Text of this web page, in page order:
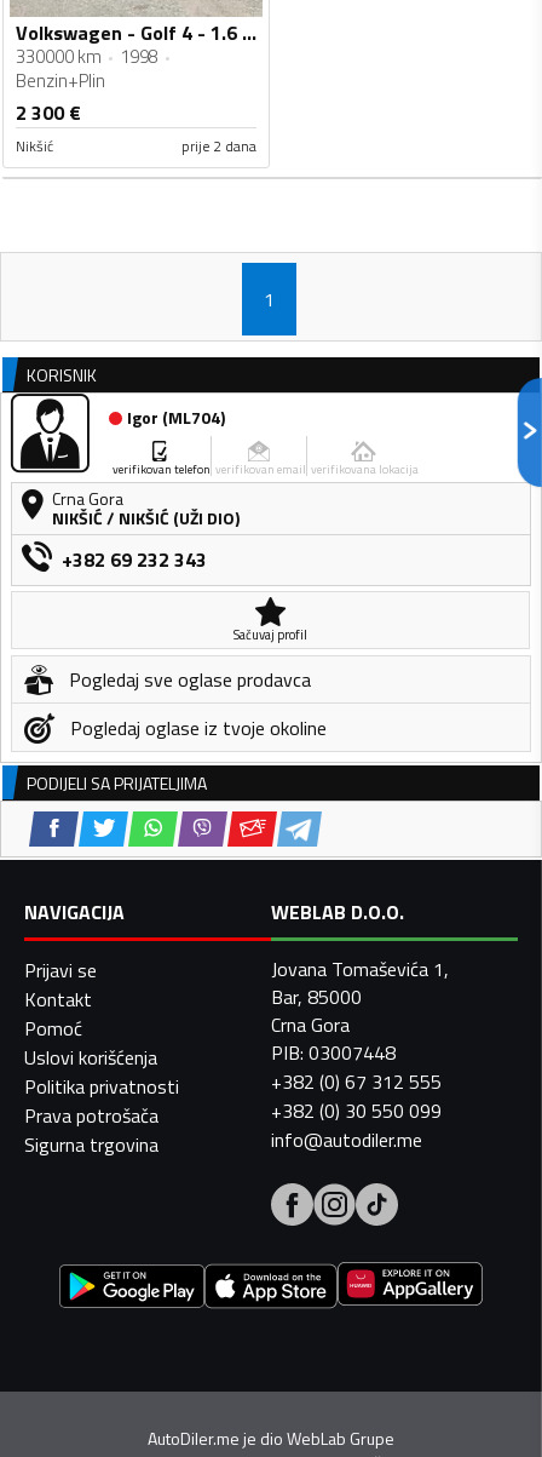
Volkswagen - Golf 4 - 1.6 sr
330000 km
1998
Benzin+Plin
2 300€
Nikšić prije 2 dana
1
KORISNIK
Igor (ML704)
verifikovan telefon verifikovan email verifikovana lokacija
Crna Gora
NIKŠIĆ/ NIKŠIĆ (UŽI DIO)
+382 69 232 343
Sačuvaj profil
Pogledaj sve oglase prodavca
Pogledaj oglase iz tvoje okoline
PODIJELI SA PRIJATELJIMA
NAVIGACIJA
Prijavi se
Kontakt
Pomoć
Uslovi korišćenja
Politika privatnosti
Prava potrošača
Sigurna trgovina
WEBLAB D.O.O.
Jovana Tomaševića 1,
Bar, 85000
Crna Gora
PIB: 03007448
+382 (0) 67 312 555
+382 (0) 30 550 099
info@autodiler.me
AutoDiler.me je dioWebLab Grupe